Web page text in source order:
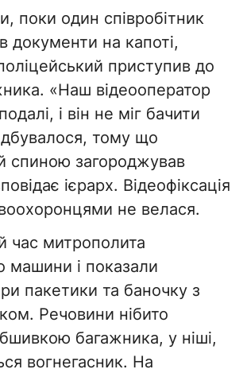
поки один співробітник
документи на капоті,
приступив до
«Наш відеооператор
і він не міг бачити
тому що
спиною загороджував
ієрарх. Відеофіксація
не велася.
час митрополита
машини і показали
пакетики та баночку з
Речовини нібито
багажника, у ніші,
вогнегасник. На